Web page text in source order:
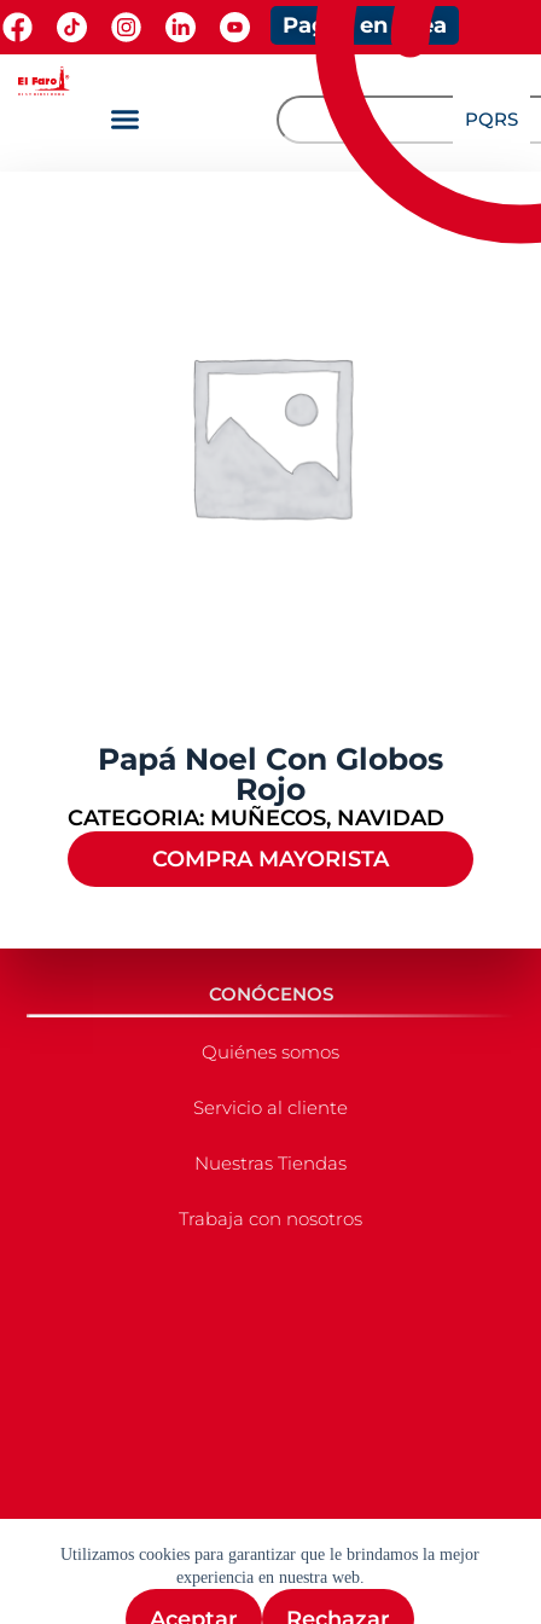
Utilizamos cookies para garantizar que le brindamos la mejor
experiencia en nuestra web.
Pagos en línea
PQRS
Papá Noel Con Globos
Rojo
CATEGORIA: MUÑECOS, NAVIDAD
COMPRA MAYORISTA
CONÓCENOS
Quiénes somos
Servicio al cliente
Nuestras Tiendas
Trabaja con nosotros